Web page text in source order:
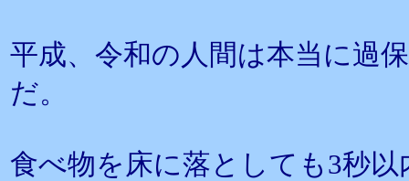
平成、令和の人間は本当に過
だ。
食べ物を床に落としても3秒